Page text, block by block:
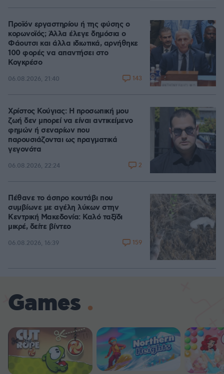
Προϊόν εργαστηρίου ή της φύσης ο
κορωνοϊός; Άλλα έλεγε δημόσια ο
Φάουτσι και άλλα ιδιωτικά, αρνήθηκε
100 φορές να απαντήσει στο
Κογκρέσο
06.08.2026, 21:40 143
Χρίστος Κούγιας: Η προσωπική μου
ζωή δεν μπορεί να είναι αντικείμενο
φημών ή σεναρίων που
παρουσιάζονται ως πραγματικά
γεγονότα
06.08.2026, 22:24 2
Πέθανε το άσπρο κουτάβι που
συμβίωνε με αγέλη λύκων στην
Κεντρική Μακεδονία: Καλό ταξίδι
μικρέ, δείτε βίντεο
06.08.2026, 16:39 159
Games